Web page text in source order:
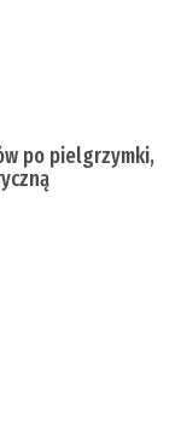
po pielgrzymki,